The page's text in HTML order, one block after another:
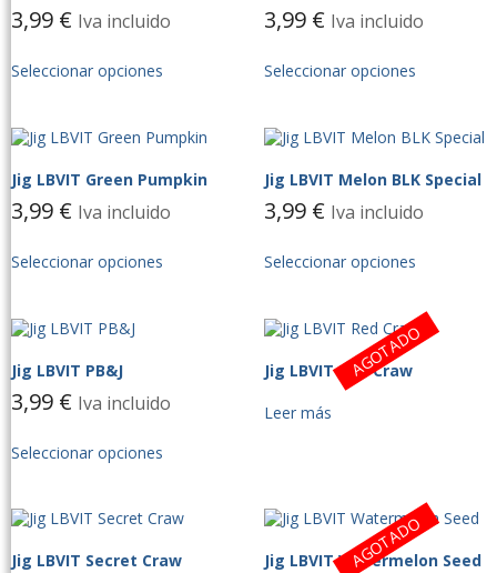
3,99 € Iva incluido
Seleccionar opciones
3,99 € Iva incluido
Seleccionar opciones
Jig LBVIT Green Pumpkin
3,99 € Iva incluido
Seleccionar opciones
Jig LBVIT Melon BLK Special
3,99 € Iva incluido
Seleccionar opciones
Jig LBVIT PB&J
3,99 € Iva incluido
Seleccionar opciones
Jig LBVIT Red Craw
Leer más
AGOTADO
Jig LBVIT Secret Craw
Jig LBVIT Watermelon Seed
AGOTADO